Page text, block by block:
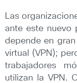
Las
ante este nuevo
depende en
virtual (VPN);
trabajadores
utilizan la VPN.